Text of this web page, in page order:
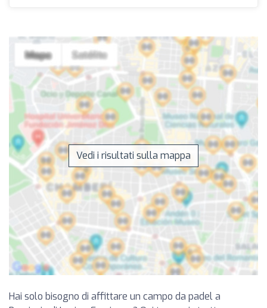
Vedi i risultati sulla mappa
Hai solo bisogno di affittare un campo da padel a